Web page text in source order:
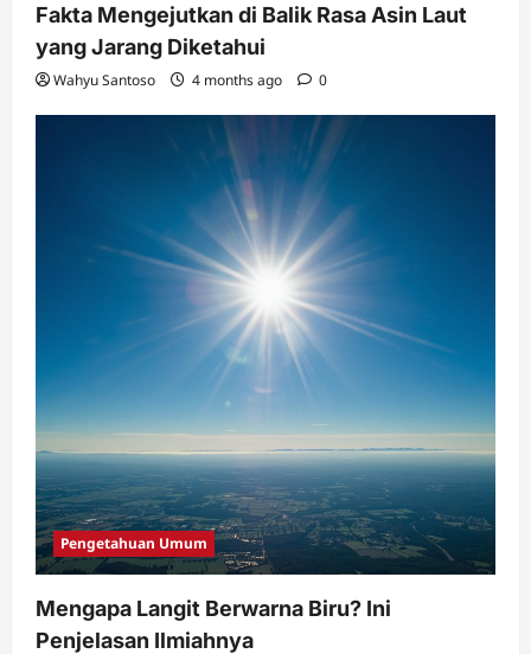
Fakta Mengejutkan di Balik Rasa Asin Laut
yang Jarang Diketahui
Wahyu Santoso 4 months ago 0
Pengetahuan Umum
Mengapa Langit Berwarna Biru? Ini
Penjelasan Ilmiahnya